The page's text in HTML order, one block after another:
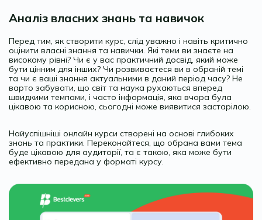
Аналіз власних знань та навичок
Перед тим, як створити курс, слід уважно і навіть критично
оцінити власні знання та навички. Які теми ви знаєте на
високому рівні? Чи є у вас практичний досвід, який може
бути цінним для інших? Чи розвиваєтеся ви в обраній темі
та чи є ваші знання актуальними в даний період часу? Не
варто забувати, що світ та наука рухаються вперед
швидкими темпами, і часто інформація, яка вчора була
цікавою та корисною, сьогодні може виявитися застарілою.
Найуспішніші онлайн курси створені на основі глибоких
знань та практики. Переконайтеся, що обрана вами тема
буде цікавою для аудиторії, та є такою, яка може бути
ефективно передана у форматі курсу.